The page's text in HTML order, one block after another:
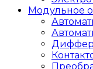
Модульное